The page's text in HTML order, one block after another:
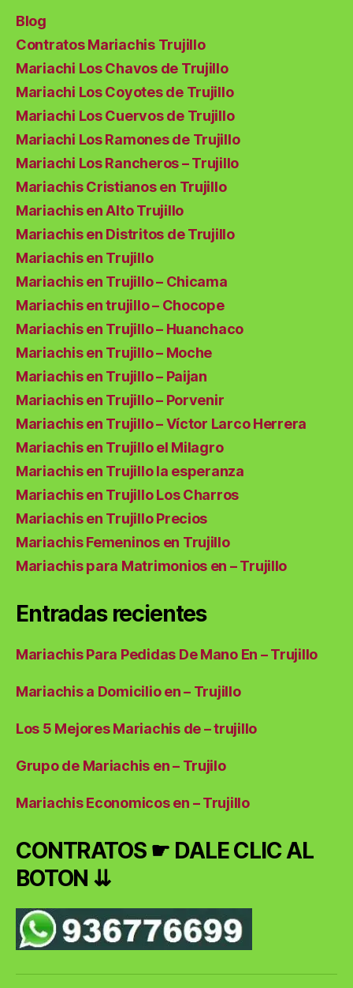
Blog
Contratos Mariachis Trujillo
Mariachi Los Chavos de Trujillo
Mariachi Los Coyotes de Trujillo
Mariachi Los Cuervos de Trujillo
Mariachi Los Ramones de Trujillo
Mariachi Los Rancheros – Trujillo
Mariachis Cristianos en Trujillo
Mariachis en Alto Trujillo
Mariachis en Distritos de Trujillo
Mariachis en Trujillo
Mariachis en Trujillo – Chicama
Mariachis en trujillo – Chocope
Mariachis en Trujillo – Huanchaco
Mariachis en Trujillo – Moche
Mariachis en Trujillo – Paijan
Mariachis en Trujillo – Porvenir
Mariachis en Trujillo – Víctor Larco Herrera
Mariachis en Trujillo el Milagro
Mariachis en Trujillo la esperanza
Mariachis en Trujillo Los Charros
Mariachis en Trujillo Precios
Mariachis Femeninos en Trujillo
Mariachis para Matrimonios en – Trujillo
Entradas recientes
Mariachis Para Pedidas De Mano En – Trujillo
Mariachis a Domicilio en – Trujillo
Los 5 Mejores Mariachis de – trujillo
Grupo de Mariachis en – Trujilo
Mariachis Economicos en – Trujillo
CONTRATOS ☛ DALE CLIC AL
BOTON ⇊